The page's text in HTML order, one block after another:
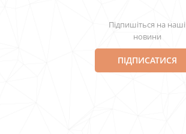
Підпишіться на наші
новини
ПІДПИСАТИСЯ